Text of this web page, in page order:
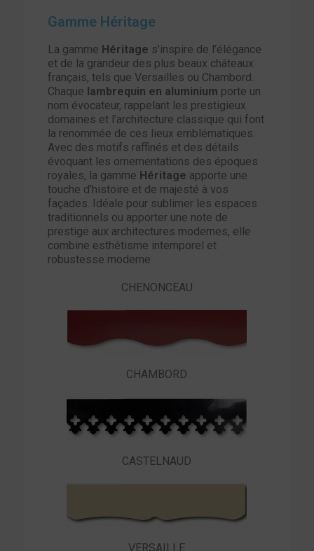
Gamme Héritage
La gamme Héritage s’inspire de l’élégance
et de la grandeur des plus beaux châteaux
français, tels que Versailles ou Chambord.
Chaque lambrequin en aluminium porte un
nom évocateur, rappelant les prestigieux
domaines et l’architecture classique qui font
la renommée de ces lieux emblématiques.
Avec des motifs raffinés et des détails
évoquant les ornementations des époques
royales, la gamme Héritage apporte une
touche d’histoire et de majesté à vos
façades. Idéale pour sublimer les espaces
traditionnels ou apporter une note de
prestige aux architectures modernes, elle
combine esthétisme intemporel et
robustesse moderne
CHENONCEAU
CHAMBORD
CASTELNAUD
VERSAILLE